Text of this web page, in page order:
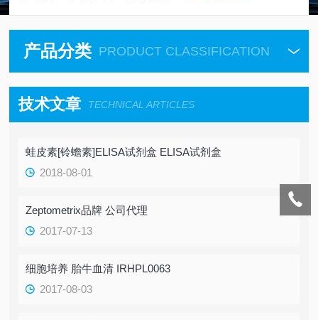
产品分类 PRODUCT CLASSIFICATION
技术文章 TECHNICAL ARTICLES
蛙皮素[铃蟾素]ELISA试剂盒 ELISA试剂盒
2018-08-01
Zeptometrix品牌 公司代理
2017-07-13
细胞培养 胎牛血清 IRHPL0063
2017-08-03